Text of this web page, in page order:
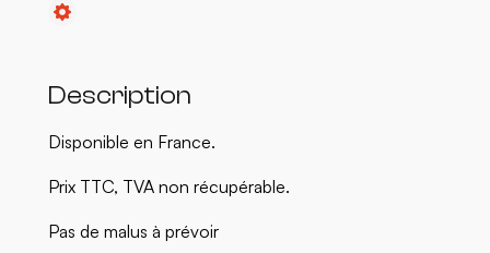
Description
Disponible en France.
Prix TTC, TVA non récupérable.
Pas de malus à prévoir